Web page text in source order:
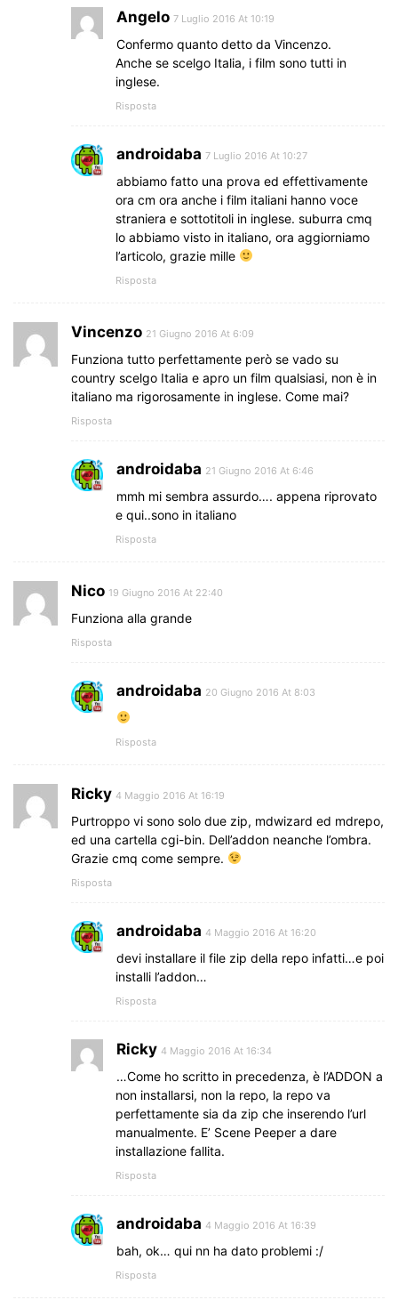
Angelo 7 Luglio 2016 At 10:19
Confermo quanto detto da Vincenzo.
Anche se scelgo Italia, i film sono tutti in
inglese.
Risposta
androidaba 7 Luglio 2016 At 10:27
abbiamo fatto una prova ed effettivamente
ora cm ora anche i film italiani hanno voce
straniera e sottotitoli in inglese. suburra cmq
lo abbiamo visto in italiano, ora aggiorniamo
l’articolo, grazie mille
Risposta
Vincenzo 21 Giugno 2016 At 6:09
Funziona tutto perfettamente però se vado su
country scelgo Italia e apro un film qualsiasi, non è in
italiano ma rigorosamente in inglese. Come mai?
Risposta
androidaba 21 Giugno 2016 At 6:46
mmh mi sembra assurdo…. appena riprovato
e qui..sono in italiano
Risposta
Nico 19 Giugno 2016 At 22:40
Funziona alla grande
Risposta
androidaba 20 Giugno 2016 At 8:03
Risposta
Ricky 4 Maggio 2016 At 16:19
Purtroppo vi sono solo due zip, mdwizard ed mdrepo,
ed una cartella cgi-bin. Dell’addon neanche l’ombra.
Grazie cmq come sempre.
Risposta
androidaba 4 Maggio 2016 At 16:20
devi installare il file zip della repo infatti…e poi
installi l’addon…
Risposta
Ricky 4 Maggio 2016 At 16:34
…Come ho scritto in precedenza, è l’ADDON a
non installarsi, non la repo, la repo va
perfettamente sia da zip che inserendo l’url
manualmente. E’ Scene Peeper a dare
installazione fallita.
Risposta
androidaba 4 Maggio 2016 At 16:39
bah, ok… qui nn ha dato problemi :/
Risposta